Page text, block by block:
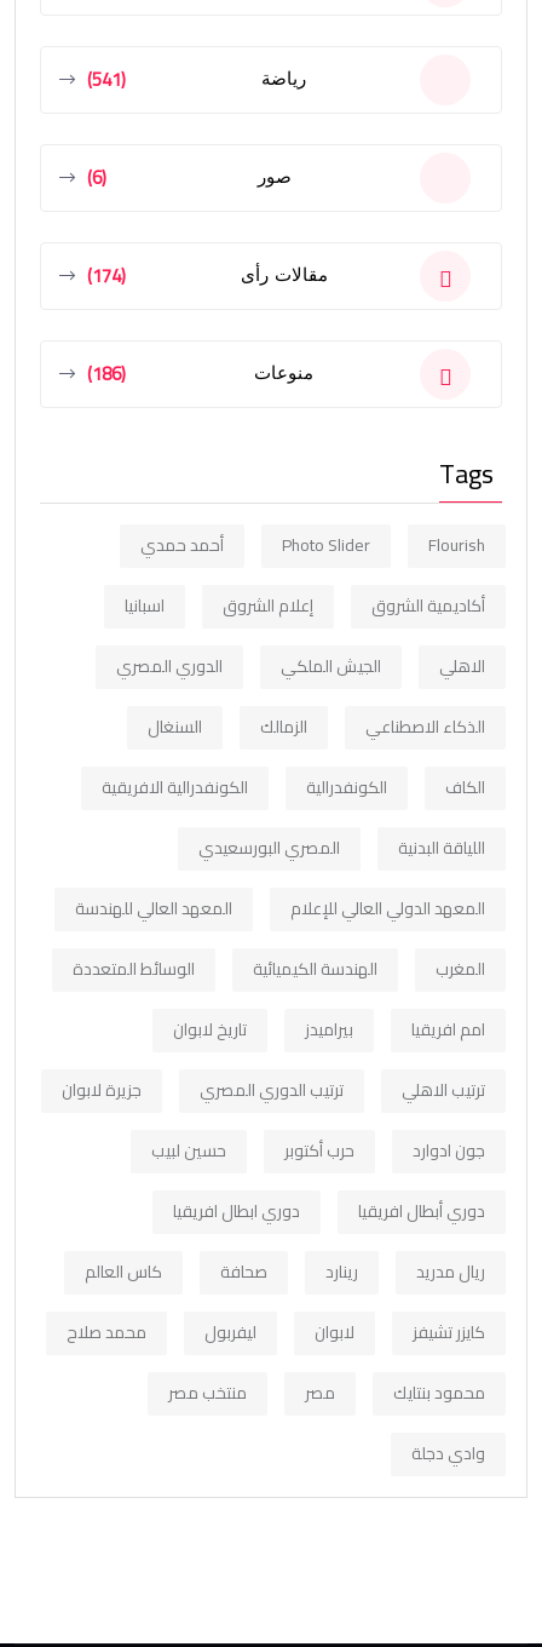
رياضة (541)
صور (6)
مقالات رأى (174)
منوعات (186)
Tags
Flourish
Photo Slider
أحمد حمدي
أكاديمية الشروق
إعلام الشروق
اسبانيا
الاهلي
الجيش الملكي
الدوري المصري
الذكاء الاصطناعي
الزمالك
السنغال
الكاف
الكونفدرالية
الكونفدرالية الافريقية
اللياقة البدنية
المصري البورسعيدي
المعهد الدولي العالي للإعلام
المعهد العالي للهندسة
المغرب
الهندسة الكيميائية
الوسائط المتعددة
امم افريقيا
بيراميدز
تاريخ لابوان
ترتيب الاهلي
ترتيب الدوري المصري
جزيرة لابوان
جون ادوارد
حرب أكتوبر
حسين لبيب
دوري أبطال افريقيا
دوري ابطال افريقيا
ريال مدريد
رينارد صحافة
كاس العالم
كايزر تشيفز
لابوان ليفربول
محمد صلاح
محمود بنتايك
مصر
منتخب مصر
وادي دجلة